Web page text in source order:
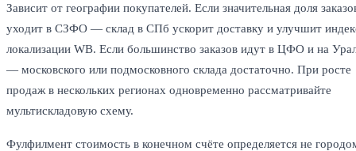
Зависит от географии покупателей. Если значительная доля
уходит в СЗФО — склад в СПб ускорит доставку и улучшит
локализации WB. Если большинство заказов идут в ЦФО и на
— московского или подмосковного склада достаточно. При росте
продаж в нескольких регионах одновременно рассматривайте
мультискладовую схему.
Фулфилмент стоимость в конечном счёте определяется не